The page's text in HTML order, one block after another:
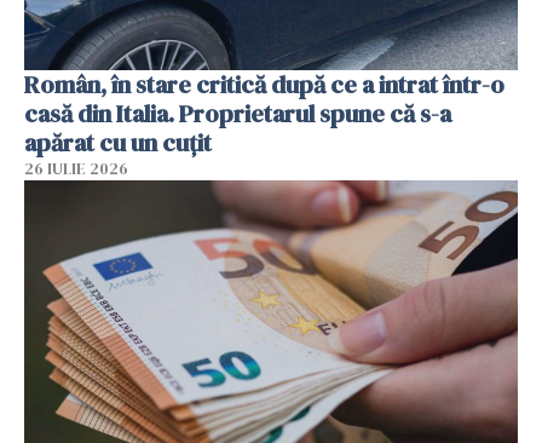
Român, în stare critică după ce a intrat într-o
casă din Italia. Proprietarul spune că s-a
apărat cu un cuțit
26 IULIE 2026